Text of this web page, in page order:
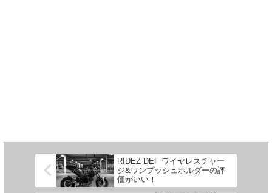
RIDEZ DEF ワイヤレスチャー
ジ&ワンプッシュホルダーの評
価がいい！